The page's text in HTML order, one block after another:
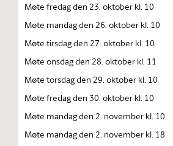
Møte fredag den 23. oktober kl. 10
Møte mandag den 26. oktober kl. 10
Møte tirsdag den 27. oktober kl. 10
Møte onsdag den 28. oktober kl. 11
Møte torsdag den 29. oktober kl. 10
Møte fredag den 30. oktober kl. 10
Møte mandag den 2. november kl. 10
Møte mandag den 2. november kl. 18